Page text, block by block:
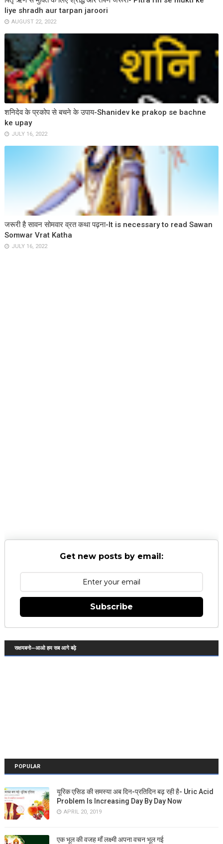
liye shradh aur tarpan jaroori
AUGUST 22, 2022
शनिदेव के प्रकोप से बचने के उपाय-Shanidev ke prakop se bachne
ke upay
JULY 16, 2022
जरूरी है सावन सोमवार व्रत कथा पढ़ना-It is necessary to read Sawan
Somwar Vrat Katha
JULY 16, 2022
Get new posts by email:
Subscribe
सक्षमबनो—आओ हम सब आगे बढ़े
POPULAR
यूरिक एसिड की समस्या अब दिन-प्रतिदिन बढ़ रही है- Uric Acid
Problem Is Increasing Day By Day Now
APRIL 20, 2019
एक भूल की वजह माँ लक्ष्मी अपना वचन भूल गई